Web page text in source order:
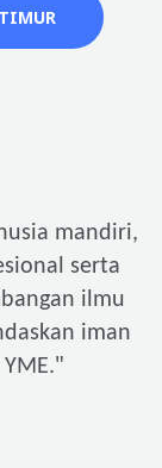
mandiri,
serta
ilmu
iman
"